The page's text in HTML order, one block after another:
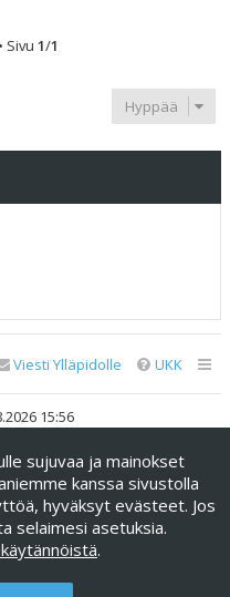
Sivu 1/1
Hyppää
UKK
Viesti Ylläpidolle
15:56
® Forum Software ©
harritapio, Pettis)
PixelGoose Studio
Ehdot
sujuvaa ja mainokset
kanssa sivustolla
hyväksyt evästeet. Jos
selaimesi asetuksia.
.